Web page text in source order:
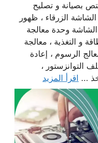
بصيانة و تصليح
الزرقاء ، ظهور
وحدة معالجة
و التغذية ، معالجة
الرسوم ، إعادة
التوانزستور ،
... اقرأ المزيد